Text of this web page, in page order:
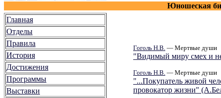
Главная
Отделы
Правила
История
Достижения
Программы
Выставки
Гоголь Н.В. — Мертвые души
"Видимый миру смех и
Гоголь Н.В. — Мертвые души
"...Покупатель живой
провокатор жизни"
Юношеская